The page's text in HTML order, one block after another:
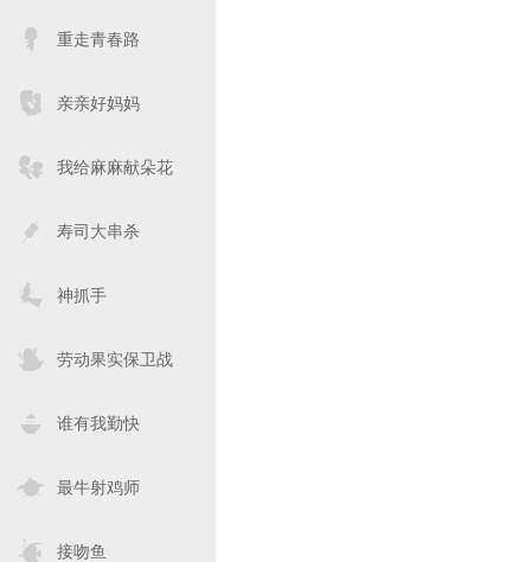
重走青春路
亲亲好妈妈
我给麻麻献朵花
寿司大串杀
神抓手
劳动果实保卫战
谁有我勤快
最牛射鸡师
接吻鱼